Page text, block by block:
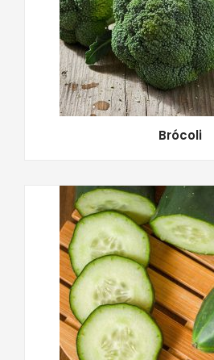
Brócoli